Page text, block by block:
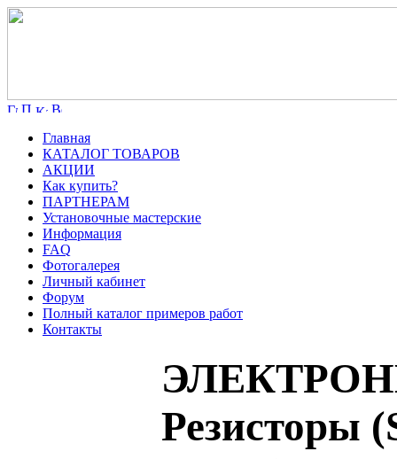
Главная
КАТАЛОГ ТОВАРОВ
АКЦИИ
Как купить?
ПАРТНЕРАМ
Установочные мастерские
Информация
FAQ
Фотогалерея
Личный кабинет
Форум
Полный каталог примеров работ
Контакты
Резисторы